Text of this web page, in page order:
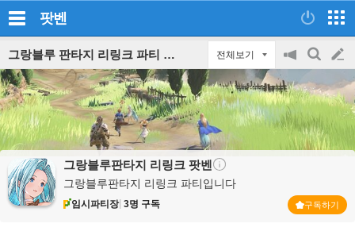
팟벤
그랑블루 판타지 리링크 파티 인벤 전체보기
공
지
on/off
검
색
글
쓰
기
그랑블루판타지 리링크 팟벤
임시파티장 3명 구독
그랑블루판타지 리링크 파티입니다
구독하기